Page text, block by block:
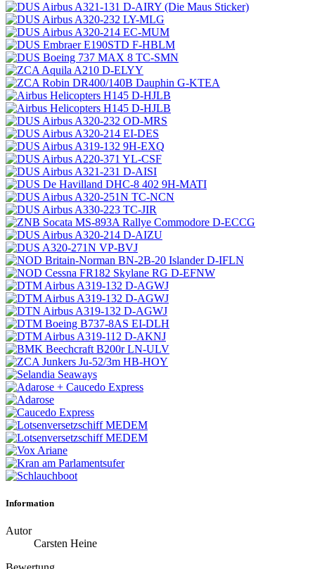
Information
Autor
Carsten Heine